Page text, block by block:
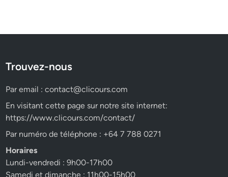
Trouvez-nous
Par email :contact@clicours.com
En visitant cette page sur notre site internet:
https://www.clicours.com/contact/
Par numéro de téléphone : +64 7 788 0271
Horaires
Lundi-vendredi : 9h00-17h00
Samedi et dimanche : 11h00-15h00